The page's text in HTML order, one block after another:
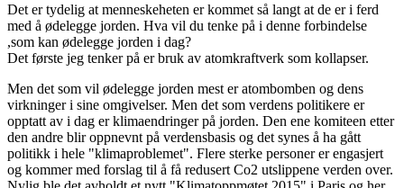
Det er tydelig at menneskeheten er kommet så langt at de er i ferd
med å ødelegge jorden. Hva vil du tenke på i denne forbindelse
,som kan ødelegge jorden i dag?
Det første jeg tenker på er bruk av atomkraftverk som kollapser.
Men det som vil ødelegge jorden mest er atombomben og dens
virkninger i sine omgivelser. Men det som verdens politikere er
opptatt av i dag er klimaendringer på jorden. Den ene komiteen etter
den andre blir oppnevnt på verdensbasis og det synes å ha gått
politikk i hele "klimaproblemet". Flere sterke personer er engasjert
og kommer med forslag til å få redusert Co2 utslippene verden over.